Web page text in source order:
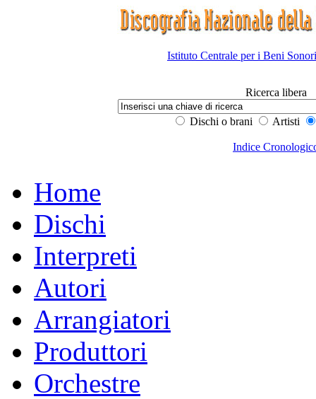
Istituto Centrale per i Beni
Ricerca libera
Dischi o brani Artisti
Indice
Home
Dischi
Interpreti
Autori
Arrangiatori
Produttori
Orchestre